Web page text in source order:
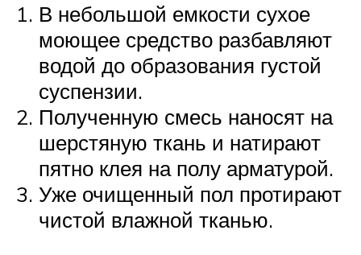
В небольшой емкости сухое
моющее средство разбавляют
водой до образования густой
суспензии.
Полученную смесь наносят на
шерстяную ткань и натирают
пятно клея на полу арматурой.
Уже очищенный пол протирают
чистой влажной тканью.